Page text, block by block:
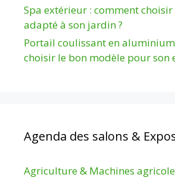
Spa extérieur : comment
adapté à son jardin ?
Portail coulissant en
choisir le bon modèle pour son
Agenda des salons &
Agriculture & Machines